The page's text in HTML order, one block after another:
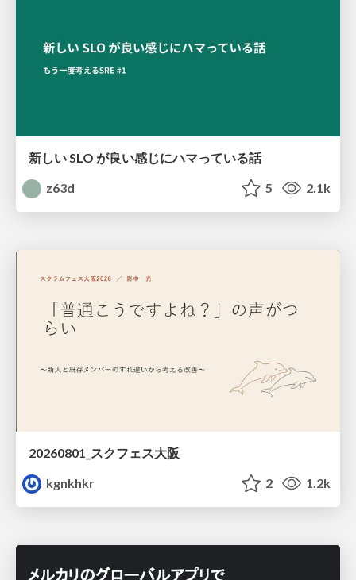
新しい SLO が良い感じにハマっている話
z63d
5 2.1k
20260801_スクフェス大阪
kgnkhkr
2 1.2k